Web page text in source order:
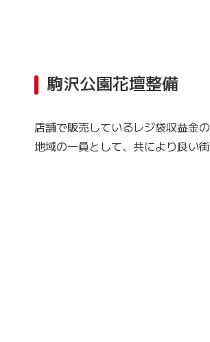
駒沢公園花壇整備
店舗で販売しているレジ袋収益金
地域の一員として、共により良い